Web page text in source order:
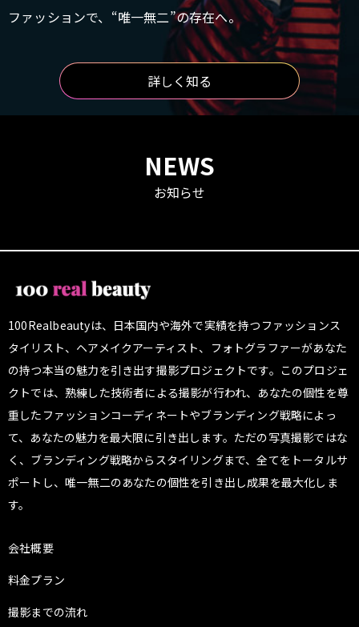
ファッションで、“唯一無二”の存在へ。
詳しく知る
NEWS
お知らせ
100Realbeautyは、日本国内や海外で実績を持つファッションス
タイリスト、ヘアメイクアーティスト、フォトグラファーがあなた
の持つ本当の魅力を引き出す撮影プロジェクトです。このプロジェ
クトでは、熟練した技術者による撮影が行われ、あなたの個性を尊
重したファッションコーディネートやブランディング戦略によっ
て、あなたの魅力を最大限に引き出します。ただの写真撮影ではな
く、ブランディング戦略からスタイリングまで、全てをトータルサ
ポートし、唯一無二のあなたの個性を引き出し成果を最大化しま
す。
会社概要
料金プラン
撮影までの流れ